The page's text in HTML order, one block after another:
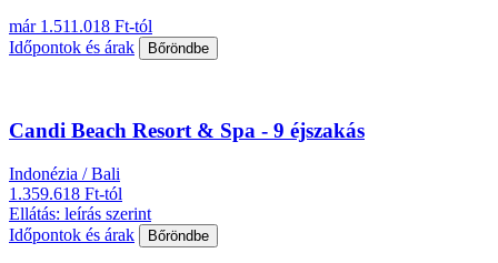
már 1.511.018 Ft-tól
Időpontok és árak
Bőröndbe
Candi Beach Resort & Spa - 9 éjszakás
Indonézia / Bali
1.359.618 Ft-tól
Ellátás: leírás szerint
Időpontok és árak
Bőröndbe